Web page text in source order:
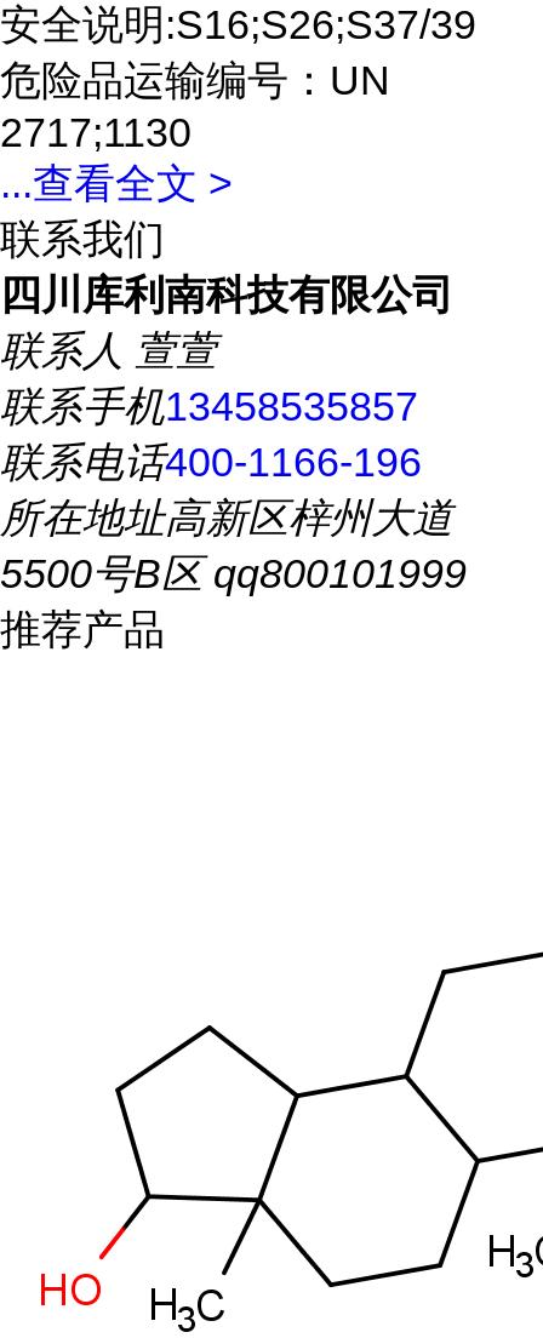
安全说明:S16;S26;S37/39
危险品运输编号：UN
2717;1130
...查看全文 >
联系我们
四川库利南科技有限公司
联系人 萱萱
联系手机13458535857
联系电话400-1166-196
所在地址高新区梓州大道
5500号B区 qq800101999
推荐产品